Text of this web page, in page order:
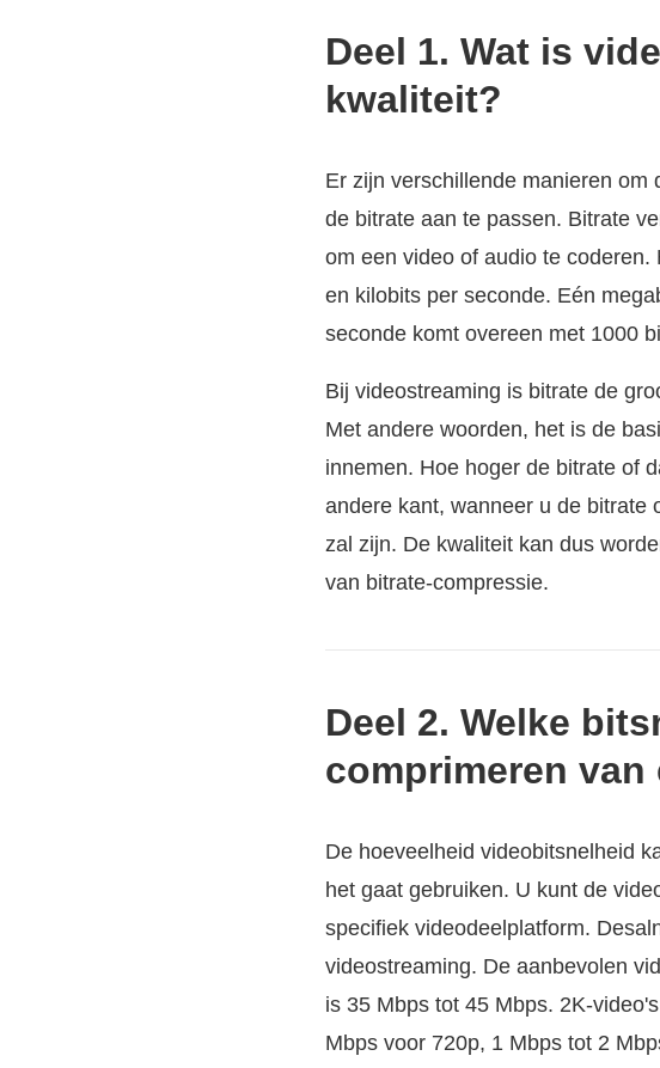
Deel 1. Wat is
kwaliteit?
Er zijn verschillende manieren
de bitrate aan te passen. Bitrate
om een video of audio te
en kilobits per seconde. Eén
seconde komt overeen met 1000
Bij videostreaming is bitrate de
Met andere woorden, het is de
innemen. Hoe hoger de bitrate of
andere kant, wanneer u de bitrate
zal zijn. De kwaliteit kan dus
van bitrate-compressie.
Deel 2. Welke
comprimeren van
De hoeveelheid videobitsnelheid
het gaat gebruiken. U kunt de
specifiek videodeelplatform.
videostreaming. De aanbevolen
is 35 Mbps tot 45 Mbps. 2K-
Mbps voor 720p, 1 Mbps tot 2